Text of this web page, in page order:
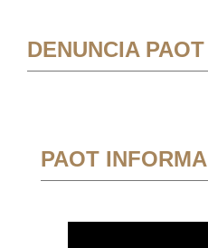
DENUNCIA PAOT
PAOT INFORMA